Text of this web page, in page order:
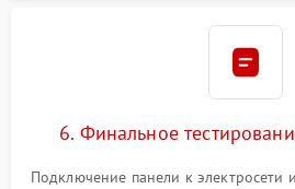
6. Финальное
Подключение панели к электросети